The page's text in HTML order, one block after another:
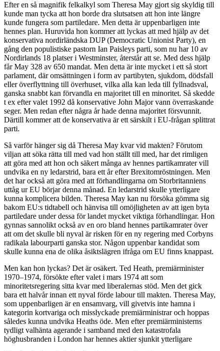
Efter en så magnifik felkalkyl som Theresa May gjort sig skyldig till
kunde man tycka att hon borde dra slutsatsen att hon inte längre
kunde fungera som partiledare. Men detta är uppenbarligen inte
hennes plan. Huruvida hon kommer att lyckas att med hjälp av det
konservativa nordirländska DUP (Democratic Unionist Party), en
gång den populistiske pastorn Ian Paisleys parti, som nu har 10 av
Nordirlands 18 platser i Westminster, återstår att se. Med dess hjälp
får May 328 av 650 mandat. Men detta är inte mycket i ett så stort
parlament, där omsättningen i form av partibyten, sjukdom, dödsfall
eller överflyttning till överhuset, vilka alla kan leda till fyllnadsval,
ganska snabbt kan förvandla en majoritet till en minoritet. Så skedde
t ex efter valet 1992 då konservative John Major vann överraskande
seger. Men redan efter några år hade denna majoritet försvunnit.
Därtill kommer att de konservativa är ett särskilt i EU-frågan splittrat
parti.
Så varför hänger sig då Theresa May kvar vid makten? Förutom
viljan att söka rätta till med vad hon ställt till med, har det rimligen
att göra med att hon och säkert många av hennes partikamrater vill
undvika en ny ledarstrid, bara ett år efter Brexitomröstningen. Men
det har också att göra med att förhandlingarna om Storbritanniens
uttåg ur EU börjar denna månad. En ledarstrid skulle ytterligare
kunna komplicera bilden. Theresa May kan nu försöka gömma sig
bakom EU:s tidtabell och hänvisa till omöjligheten av att igen byta
partiledare under dessa för landet mycket viktiga förhandlingar. Hon
gynnas sannolikt också av en oro bland hennes partikamrater över
att om det skulle bli nyval är risken för en ny regering med Corbyns
radikala labourparti ganska stor. Någon uppenbar kandidat som
skulle kunna ena de olika åsiktslägren ifråga om EU finns knappast.
Men kan hon lyckas? Det är osäkert. Ted Heath, premiärminister
1970–1974, försökte efter valet i mars 1974 att som
minoritetsregering sitta kvar med liberalernas stöd. Men det gick
bara ett halvår innan ett nyval förde labour till makten. Theresa May,
som uppenbarligen är en ensamvarg, vill givetvis inte hamna i
kategorin kortvariga och misslyckade premiärministrar och hoppas
således kunna undvika Heaths öde. Men efter premiärministerns
tydligt valhänta agerande i samband med den katastrofala
höghusbranden i London har hennes aktier sjunkit ytterligare